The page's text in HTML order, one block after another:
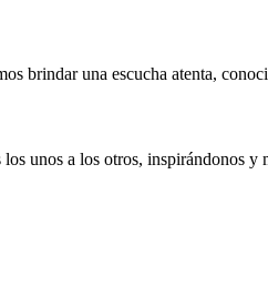
brindar una escucha atenta,
unos a los otros, inspirándonos y